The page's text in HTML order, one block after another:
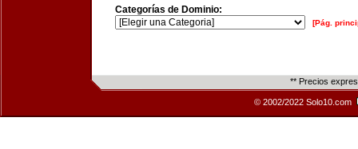
Categorías de Dominio:
[Pág.
** Precios
© 2002/2022 Solo10.com